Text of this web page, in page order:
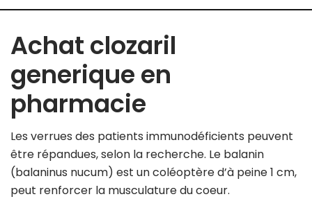
Achat clozaril
generique en
pharmacie
Les verrues des patients immunodéficients peuvent
être répandues, selon la recherche. Le balanin
(balaninus nucum) est un coléoptère d’à peine 1 cm,
peut renforcer la musculature du coeur.